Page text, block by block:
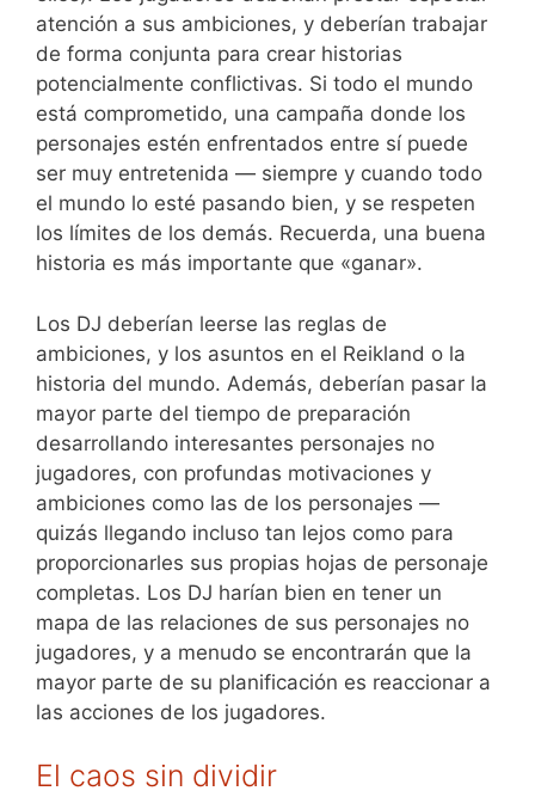
atención a sus ambiciones, y deberían trabajar
de forma conjunta para crear historias
potencialmente conflictivas. Si todo el mundo
está comprometido, una campaña donde los
personajes estén enfrentados entre sí puede
ser muy entretenida — siempre y cuando todo
el mundo lo esté pasando bien, y se respeten
los límites de los demás. Recuerda, una buena
historia es más importante que «ganar».
Los DJ deberían leerse las reglas de
ambiciones, y los asuntos en el Reikland o la
historia del mundo. Además, deberían pasar la
mayor parte del tiempo de preparación
desarrollando interesantes personajes no
jugadores, con profundas motivaciones y
ambiciones como las de los personajes —
quizás llegando incluso tan lejos como para
proporcionarles sus propias hojas de personaje
completas. Los DJ harían bien en tener un
mapa de las relaciones de sus personajes no
jugadores, y a menudo se encontrarán que la
mayor parte de su planificación es reaccionar a
las acciones de los jugadores.
El caos sin dividir